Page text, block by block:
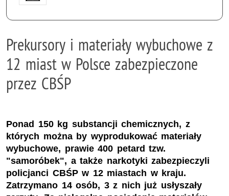
Prekursory i materiały wybuchowe z
12 miast w Polsce zabezpieczone
przez CBŚP
Ponad 150 kg substancji chemicznych, z
których można by wyprodukować materiały
wybuchowe, prawie 400 petard tzw.
"samoróbek", a także narkotyki zabezpieczyli
policjanci CBŚP w 12 miastach w kraju.
Zatrzymano 14 osób, 3 z nich już usłyszały